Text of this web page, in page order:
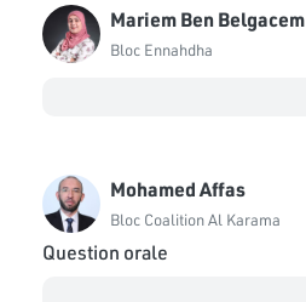
Mariem Ben Belgacem
Bloc Ennahdha
Mohamed Affas
Bloc Coalition Al Karama
Question orale